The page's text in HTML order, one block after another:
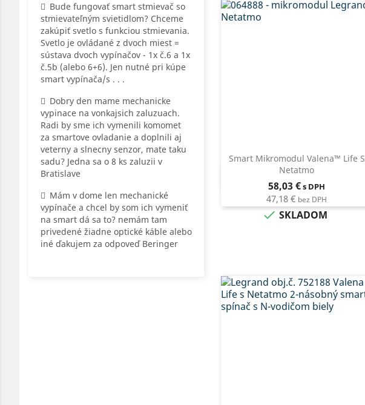
Bude fungovať smart stmievač so
stmievateľným svietidlom? Chceme
zakúpiť svetlo s funkciou stmievania.
Svetlo je ovládané z dvoch miest =
sústava dvoch vypínačov - 1x č.6 a 1x
č.5b (alebo 6+6). Jen nutné pri kúpe
smart vypínača/s . . .
Dobry den mame mechanicke
vypinace na vonkajsich zaluzuach.
Radi by sme ich vymenili komomet
za smartove ovladanie a doplnili aj
veterny a slnecny senzor, mate taku
sadu? Jedna sa o 8 ks zaluzii v
Bratislave
Mám v dome len mechanické
vypínače a chcel by som ich vymeniť
na smart dá sa to? nemám tam
privedené žiadne optické káble alebo
iné ďakujem za odpoveď Beringer
Smart Mikromodul Valena™ Life S
Netatmo
Cena
58,03 €s DPH
47,18 € bez DPH
 SKLADOM
Rýchly náhľad